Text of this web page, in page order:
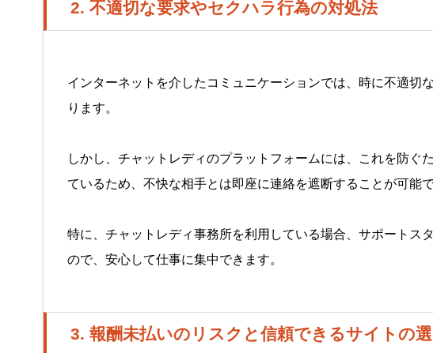
2. 不適切な要求やセクハラ行為の対処法
インターネットを介したコミュニケーションでは、時に不適切
ります。
しかし、チャットレディのプラットフォームには、これを防ぐ
ているため、不快な相手とは即座に連絡を遮断することが可能で
特に、チャットレディ事務所を利用している場合、サポートス
ので、安心して仕事に集中できます。
3. 報酬未払いのリスクと信頼できるサイトの